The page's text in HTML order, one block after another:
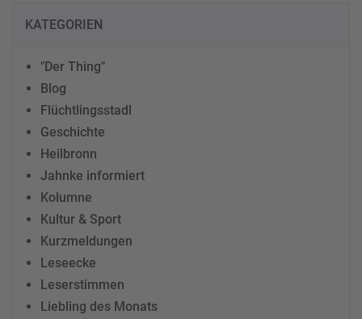
KATEGORIEN
"Der Thing"
Blog
Flüchtlingsstadl
Geschichte
Heilbronn
Jahnke informiert
Kolumne
Kultur & Sport
Kurzmeldungen
Leseecke
Leserstimmen
Liebling des Monats